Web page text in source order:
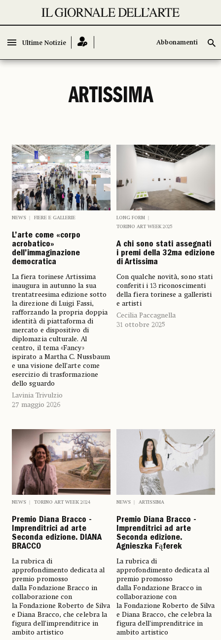
Ultime Notizie Abbonamenti
Ultime Notizie Abbonamenti
ARTISSIMA
NEWS FIERE E GALLERIE
L’arte come «corpo
acrobatico»
dell’immaginazione
democratica
La fiera torinese Artissima
inaugura in autunno la sua
trentatreesima edizione sotto
la direzione di Luigi Fassi,
rafforzando la propria doppia
identità di piattaforma di
mercato e dispositivo di
diplomazia culturale. Al
centro, il tema «Fancy»
ispirato a Martha C. Nussbaum
e una visione dell’arte come
esercizio di trasformazione
dello sguardo
Lavinia Trivulzio
27 maggio 2026
LONG FORM
TORINO ART WEEK 2025
A chi sono stati assegnati
i premi della 32ma edizione
di Artissima
Con qualche novità, sono stati
conferiti i 13 riconoscimenti
della fiera torinese a galleristi
e artisti
Cecilia Paccagnella
31 ottobre 2025
NEWS TORINO ART WEEK 2024
Premio Diana Bracco -
Imprenditrici ad arte
Seconda edizione. DIANA
BRACCO
La rubrica di
approfondimento dedicata al
premio promosso
dalla Fondazione Bracco in
collaborazione con
la Fondazione Roberto de Silva
e Diana Bracco, che celebra la
figura dell’imprenditrice in
ambito artistico
NEWS ARTISSIMA
Premio Diana Bracco -
Imprenditrici ad arte
Seconda edizione.
Agnieszka Fąferek
La rubrica di
approfondimento dedicata al
premio promosso
dalla Fondazione Bracco in
collaborazione con
la Fondazione Roberto de Silva
e Diana Bracco, che celebra la
figura dell’imprenditrice in
ambito artistico